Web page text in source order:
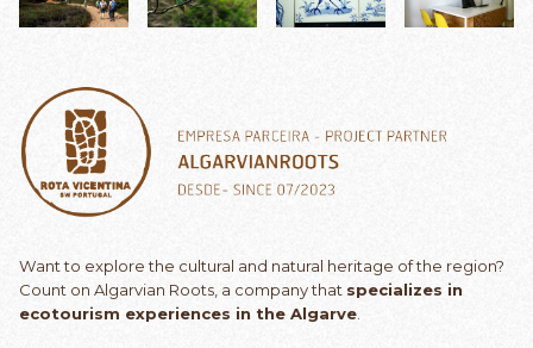
Want to explore the cultural and natural heritage of the region?
Count on Algarvian Roots, a company that specializes in
ecotourism experiences in the Algarve.